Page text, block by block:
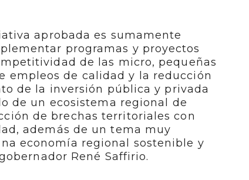
aprobada es sumamente
programas y proyectos
de las micro, pequeñas
empleos de calidad y la reducción
de la inversión pública y privada
de un ecosistema regional de
de brechas territoriales con
además de un tema muy
economía regional sostenible y
René Saffirio.